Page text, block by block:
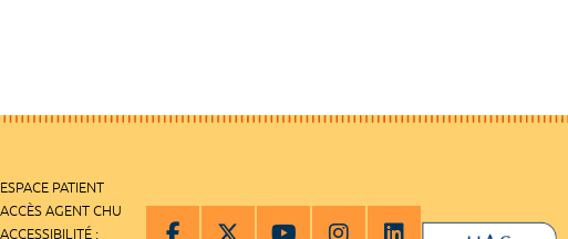
ESPACE PATIENT
ACCÈS AGENT CHU
ACCESSIBILITÉ :